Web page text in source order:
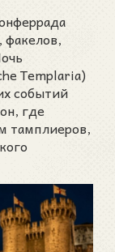
факелов,
Templaria)
событий
где
тамплиеров,